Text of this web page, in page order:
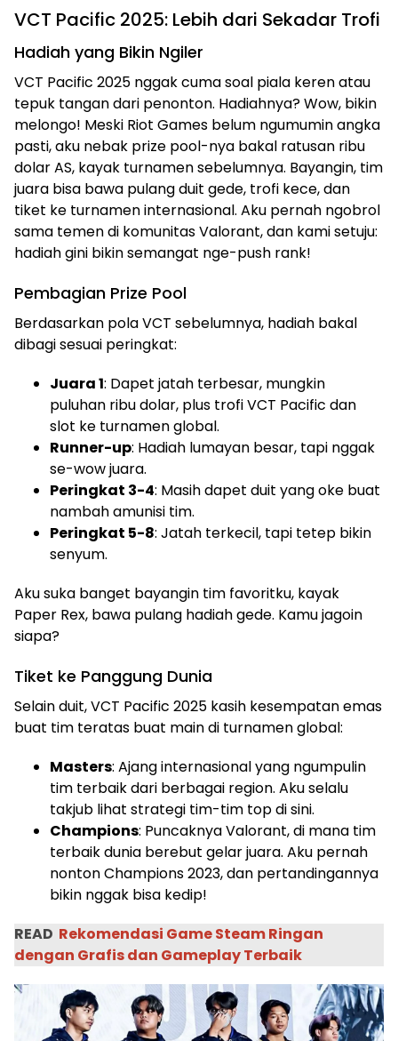
VCT Pacific 2025: Lebih dari Sekadar Trofi
Hadiah yang Bikin Ngiler
VCT Pacific 2025 nggak cuma soal piala keren atau
tepuk tangan dari penonton. Hadiahnya? Wow, bikin
melongo! Meski Riot Games belum ngumumin angka
pasti, aku nebak prize pool-nya bakal ratusan ribu
dolar AS, kayak turnamen sebelumnya. Bayangin, tim
juara bisa bawa pulang duit gede, trofi kece, dan
tiket ke turnamen internasional. Aku pernah ngobrol
sama temen di komunitas Valorant, dan kami setuju:
hadiah gini bikin semangat nge-push rank!
Pembagian Prize Pool
Berdasarkan pola VCT sebelumnya, hadiah bakal
dibagi sesuai peringkat:
Juara 1: Dapet jatah terbesar, mungkin
puluhan ribu dolar, plus trofi VCT Pacific dan
slot ke turnamen global.
Runner-up: Hadiah lumayan besar, tapi nggak
se-wow juara.
Peringkat 3-4: Masih dapet duit yang oke buat
nambah amunisi tim.
Peringkat 5-8: Jatah terkecil, tapi tetep bikin
senyum.
Aku suka banget bayangin tim favoritku, kayak
Paper Rex, bawa pulang hadiah gede. Kamu jagoin
siapa?
Tiket ke Panggung Dunia
Selain duit, VCT Pacific 2025 kasih kesempatan emas
buat tim teratas buat main di turnamen global:
Masters: Ajang internasional yang ngumpulin
tim terbaik dari berbagai region. Aku selalu
takjub lihat strategi tim-tim top di sini.
Champions: Puncaknya Valorant, di mana tim
terbaik dunia berebut gelar juara. Aku pernah
nonton Champions 2023, dan pertandingannya
bikin nggak bisa kedip!
READ Rekomendasi Game Steam Ringan
dengan Grafis dan Gameplay Terbaik